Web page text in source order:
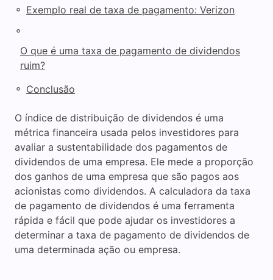
◦ Exemplo real de taxa de pagamento: Verizon
◦
O que é uma taxa de pagamento de dividendos
ruim?
◦ Conclusão
O índice de distribuição de dividendos é uma
métrica financeira usada pelos investidores para
avaliar a sustentabilidade dos pagamentos de
dividendos de uma empresa. Ele mede a proporção
dos ganhos de uma empresa que são pagos aos
acionistas como dividendos. A calculadora da taxa
de pagamento de dividendos é uma ferramenta
rápida e fácil que pode ajudar os investidores a
determinar a taxa de pagamento de dividendos de
uma determinada ação ou empresa.